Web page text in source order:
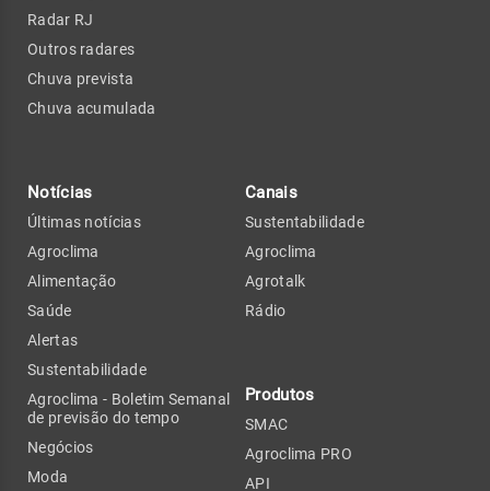
Radar RJ
Outros radares
Chuva prevista
Chuva acumulada
Notícias
Últimas notícias
Agroclima
Alimentação
Saúde
Alertas
Sustentabilidade
Agroclima - Boletim Semanal
de previsão do tempo
Negócios
Moda
Canais
Sustentabilidade
Agroclima
Agrotalk
Rádio
Produtos
SMAC
Agroclima PRO
API